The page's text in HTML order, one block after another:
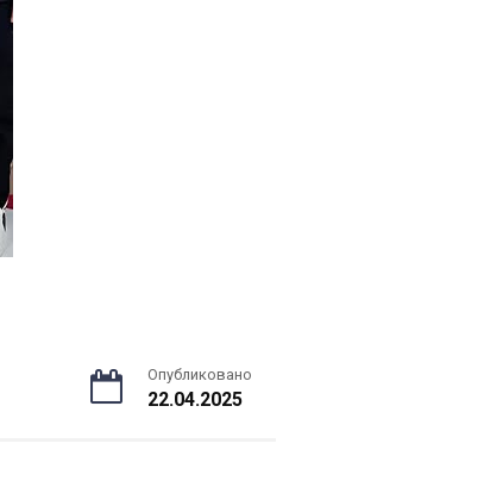
Опубликовано
22.04.2025